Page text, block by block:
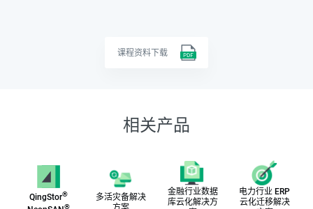
课程资料下载
相关产品
QingStor®
®
多活灾备解决
金融行业数据
库云化解决方
电力行业 ERP
云化迁移解决